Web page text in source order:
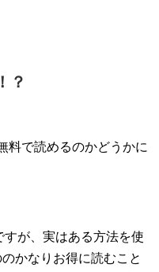
？
料で読めるのかどうかに
が、実はある方法を使
かなりお得に読むこと